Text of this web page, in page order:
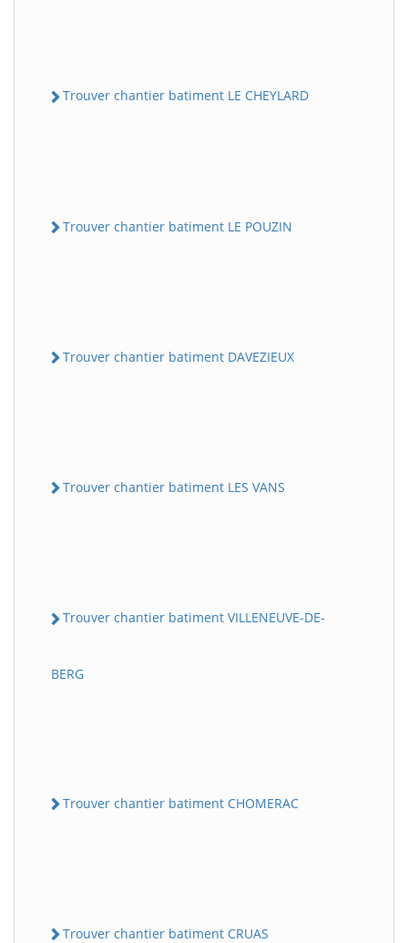
Trouver chantier batiment LE CHEYLARD
Trouver chantier batiment LE POUZIN
Trouver chantier batiment DAVEZIEUX
Trouver chantier batiment LES VANS
Trouver chantier batiment VILLENEUVE-DE-
BERG
Trouver chantier batiment CHOMERAC
Trouver chantier batiment CRUAS